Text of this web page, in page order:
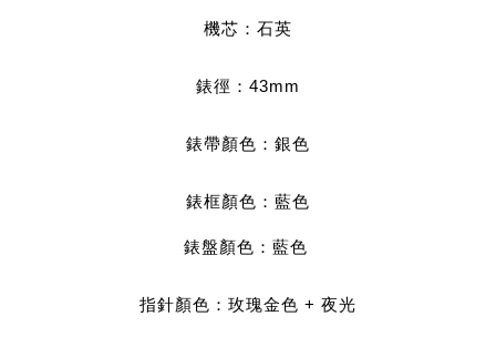
機芯：石英
錶徑：43mm
錶帶顏色：銀色
錶框顏色：藍色
錶盤顏色：藍色
指針顏色：玫瑰金色 + 夜光